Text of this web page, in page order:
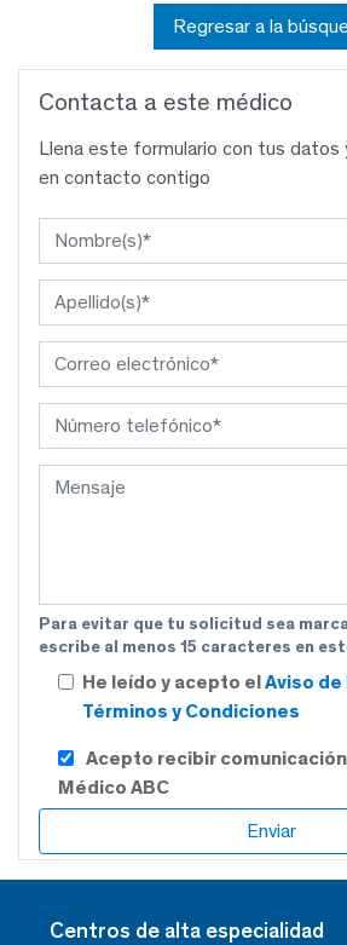
Regresar a la
Contacta a este médico
Llena este formulario con tus datos
en contacto contigo
Para evitar que tu solicitud sea
escribe al menos 15 caracteres en
He leído y acepto elAviso
Términos y Condiciones
Acepto recibir
Médico ABC
Centros de alta especialidad